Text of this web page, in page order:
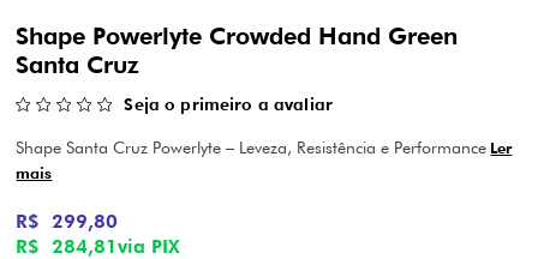
Shape Powerlyte Crowded Hand Green
Santa Cruz
Seja o primeiro a avaliar
Shape Santa Cruz Powerlyte – Leveza, Resistência e Performance Ler
mais
R$ 284,81via PIX
R$ 299,80